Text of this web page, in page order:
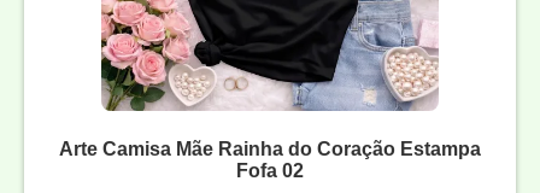
Arte Camisa Mãe Rainha do Coração Estampa
Fofa 02